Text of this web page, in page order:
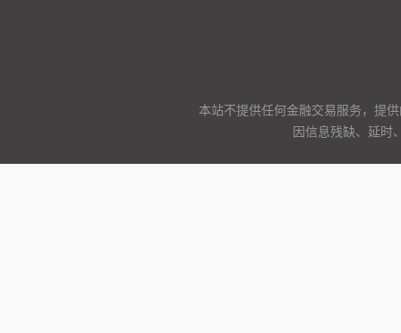
本站不提供任何金融交易服务，提
因信息残缺、延时